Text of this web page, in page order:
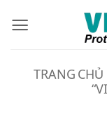
qua
TRANG CHỦ